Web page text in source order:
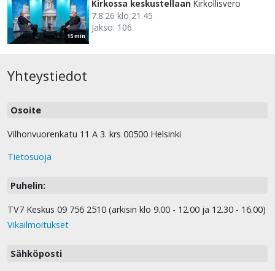
15 min
Kirkossa keskustellaan Kirkollisvero
7.8.26 klo 21.45
Jakso: 106
Yhteystiedot
Osoite
Vilhonvuorenkatu 11 A 3. krs 00500 Helsinki
Tietosuoja
Puhelin:
TV7 Keskus 09 756 2510 (arkisin klo 9.00 - 12.00 ja 12.30 - 16.00)
Vikailmoitukset
Sähköposti